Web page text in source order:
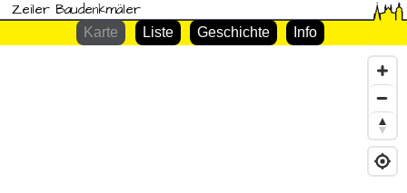
Zeiler Baudenkmäler
Karte Liste Geschichte Info